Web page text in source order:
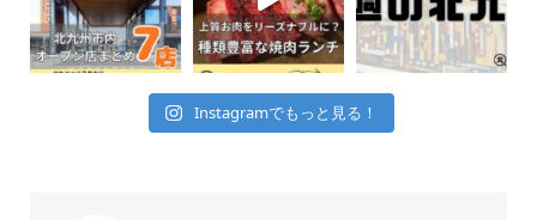
Instagramでもっと見る！